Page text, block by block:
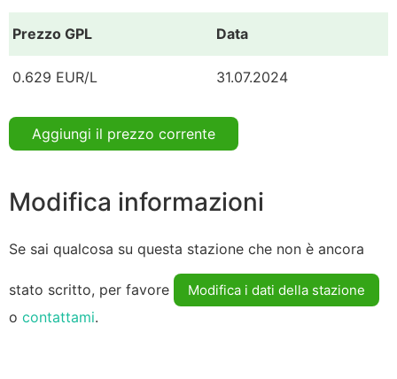
Prezzo GPL Data
0.629 EUR/L 31.07.2024
Aggiungi il prezzo corrente
Modifica informazioni
Se sai qualcosa su questa stazione che non è ancora
stato scritto, per favore Modifica i dati della stazione
o contattami.